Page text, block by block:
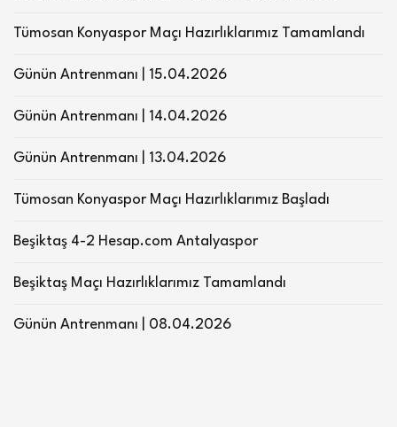
Tümosan Konyaspor Maçı Hazırlıklarımız Tamamlandı
Günün Antrenmanı | 15.04.2026
Günün Antrenmanı | 14.04.2026
Günün Antrenmanı | 13.04.2026
Tümosan Konyaspor Maçı Hazırlıklarımız Başladı
Beşiktaş 4-2 Hesap.com Antalyaspor
Beşiktaş Maçı Hazırlıklarımız Tamamlandı
Günün Antrenmanı | 08.04.2026